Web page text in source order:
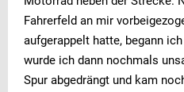
Fahrerfeld an mir
aufgerappelt hatte, begann
wurde ich dann nochmals
Spur abgedrängt und kam